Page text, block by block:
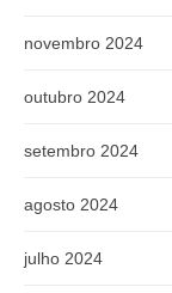
novembro 2024
outubro 2024
setembro 2024
agosto 2024
julho 2024